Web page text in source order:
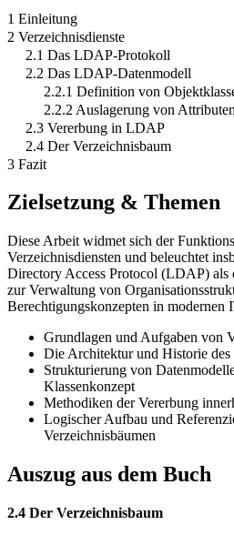
1 Einleitung
2 Verzeichnisdienste
2.1 Das LDAP-Protokoll
2.2 Das LDAP-Datenmodell
2.2.1 Definition von
2.2.2 Auslagerung von Attributen
2.3 Vererbung in LDAP
2.4 Der Verzeichnisbaum
3 Fazit
Zielsetzung & Themen
Diese Arbeit widmet sich der
Verzeichnisdiensten und beleuchtet
Directory Access Protocol (LDAP) als
zur Verwaltung von
Berechtigungskonzepten in modernen
Grundlagen und Aufgaben von
Die Architektur und Historie
Strukturierung von
Klassenkonzept
Methodiken der Vererbung
Logischer Aufbau und
Verzeichnisbäumen
Auszug aus dem Buch
2.4 Der Verzeichnisbaum